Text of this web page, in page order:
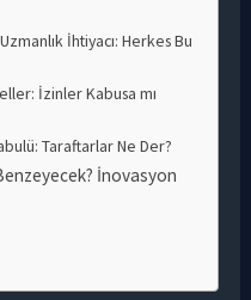
İhtiyacı: Herkes Bu
İzinler Kabusa mı
Taraftarlar Ne Der?
İnovasyon